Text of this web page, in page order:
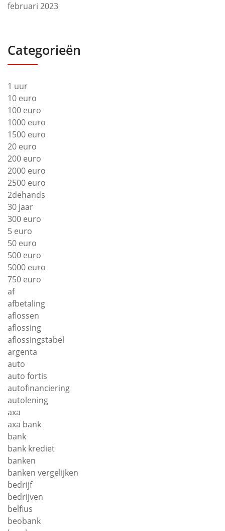
februari 2023
Categorieën
1 uur
10 euro
100 euro
1000 euro
1500 euro
20 euro
200 euro
2000 euro
2500 euro
2dehands
30 jaar
300 euro
5 euro
50 euro
500 euro
5000 euro
750 euro
af
afbetaling
aflossen
aflossing
aflossingstabel
argenta
auto
auto fortis
autofinanciering
autolening
axa
axa bank
bank
bank krediet
banken
banken vergelijken
bedrijf
bedrijven
belfius
beobank